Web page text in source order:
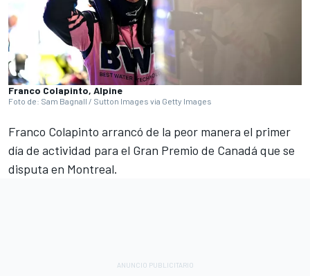
Franco Colapinto, Alpine
Foto de: Sam Bagnall / Sutton Images via Getty Images
Franco Colapinto arrancó de la peor manera el primer
día de actividad para el Gran Premio de Canadá que se
disputa en Montreal.